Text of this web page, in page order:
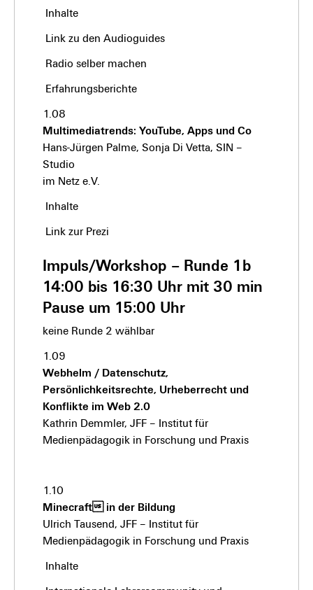
Inhalte
Link zu den Audioguides
Radio selber machen
Erfahrungsberichte
1.08
Multimediatrends: YouTube, Apps und Co
Hans-Jürgen Palme, Sonja Di Vetta, SIN –
Studio
im Netz e.V.
Inhalte
Link zur Prezi
Impuls/Workshop – Runde 1b
14:00 bis 16:30 Uhr mit 30 min
Pause um 15:00 Uhr
keine Runde 2 wählbar
1.09
Webhelm / Datenschutz,
Persönlichkeitsrechte, Urheberrecht und
Konflikte im Web 2.0
Kathrin Demmler, JFF – Institut für
Medienpädagogik in Forschung und Praxis
1.10
Minecraft in der Bildung
Ulrich Tausend, JFF – Institut für
Medienpädagogik in Forschung und Praxis
Inhalte